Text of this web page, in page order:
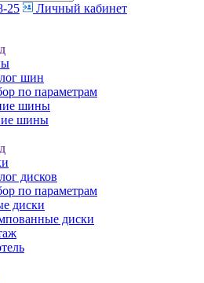
25
Личный кабинет
шин
по параметрам
шины
шины
дисков
по параметрам
диски
диски